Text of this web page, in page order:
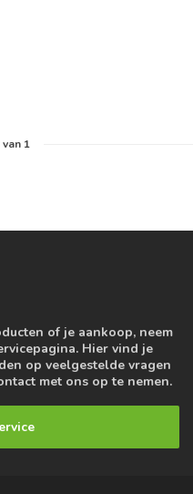
van 1
of je aankoop, neem
Hier vind je
op veelgestelde vragen
met ons op te nemen.